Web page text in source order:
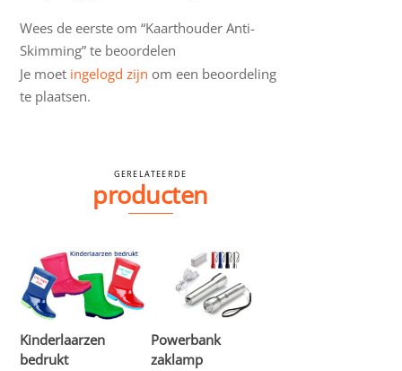
Wees de eerste om “Kaarthouder Anti-
Skimming” te beoordelen
Je moet ingelogd zijn om een beoordeling
te plaatsen.
GERELATEERDE
producten
Kinderlaarzen
bedrukt
Powerbank
zaklamp